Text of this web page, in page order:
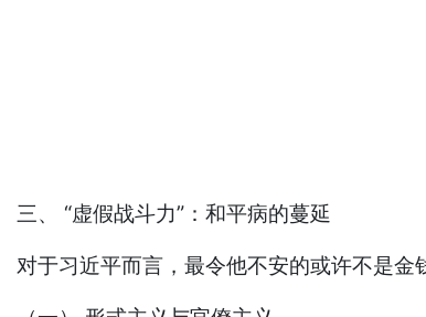
三、 “虚假战斗力”：和平病的蔓延
对于习近平而言，最令他不安的或许不是金